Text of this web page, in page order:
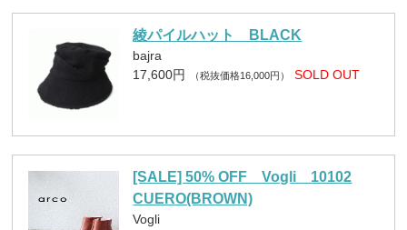
綾パイルハット BLACK
bajra
17,600円
（税抜価格16,000円） SOLD OUT
[SALE] 50% OFF Vogli 10102
CUERO(BROWN)
Vogli